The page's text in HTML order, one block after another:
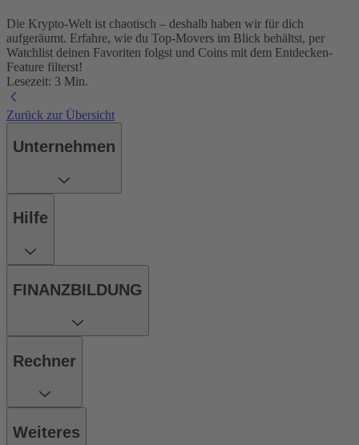
Die Krypto-Welt ist chaotisch – deshalb haben wir für dich
aufgeräumt. Erfahre, wie du Top-Movers im Blick behältst, per
Watchlist deinen Favoriten folgst und Coins mit dem Entdecken-
Feature filterst!
Lesezeit: 3 Min.
Zurück zur Übersicht
Unternehmen
Hilfe
FINANZBILDUNG
Rechner
Weiteres